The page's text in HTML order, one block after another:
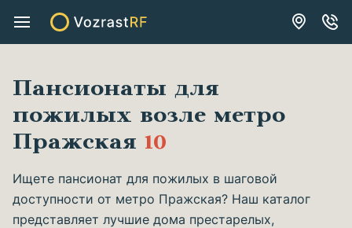
Пансионаты для
пожилых возле метро
Пражская 10
Ищете пансионат для пожилых в шаговой
доступности от метро Пражская? Наш каталог
представляет лучшие дома престарелых,